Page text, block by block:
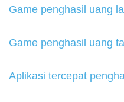
Game penghasil uang
Game penghasil uang
Aplikasi tercepat